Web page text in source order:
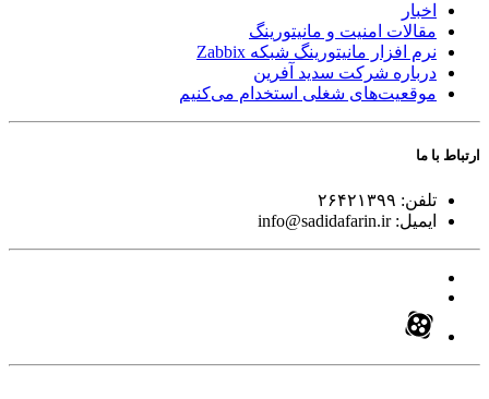
اخبار
مقالات امنیت و مانیتورینگ
نرم افزار مانیتورینگ شبکه Zabbix
درباره شرکت سدید آفرین
موقعیت‌های شغلی استخدام ‌می‌کنیم
ارتباط با ما
تلفن: ۲۶۴۲۱۳۹۹
ایمیل:info@sadidafarin.ir